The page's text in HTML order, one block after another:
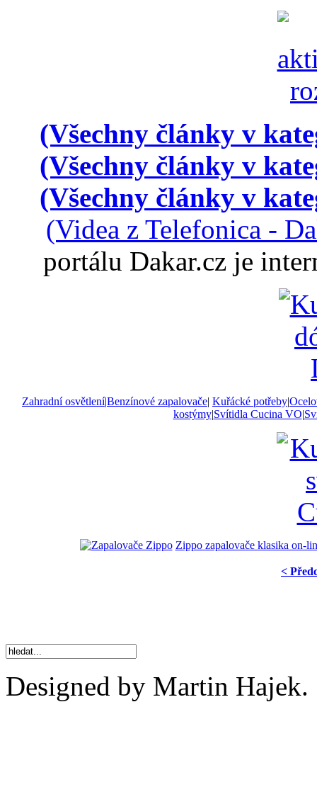
(Všechny články v
(Všechny články v
(Všechny články v
(Videa z Telefonica -
portálu Dakar.cz je
Zahradní osvětlení|Benzínové zapalovače| Kuřácké potřeby|
kostýmy|Svítidla Cucina VO|
Zippo zapalovače klasika on-
<
Designed by Martin Hajek.